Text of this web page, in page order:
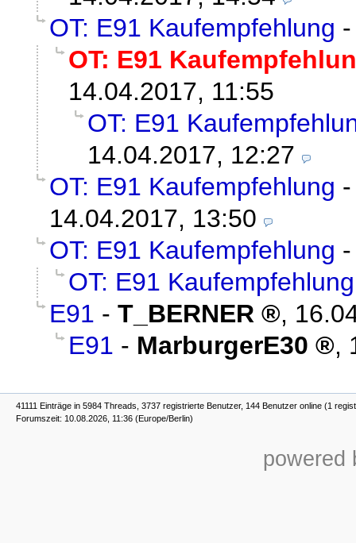
OT: E91 Kaufempfehlung
OT: E91
14.04.2017, 11:55
OT: E91
14.04.2017, 12:27
OT: E91 Kaufempfehlung
14.04.2017, 13:50
OT: E91 Kaufempfehlung
OT: E91 Kaufempfehlung
E91 - T_BERNER ,
E91 - MarburgerE30 ,
41111 Einträge in 5984 Threads, 3737 registrierte Benutzer, 144 Benutzer online (1
Forumszeit: 10.08.2026, 11:36 (Europe/Berlin)
powered